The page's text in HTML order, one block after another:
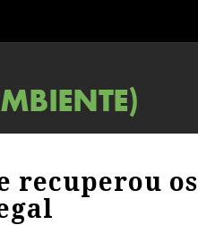
recuperou os